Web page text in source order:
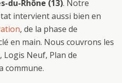
du-Rhône (13). Notre
intervient aussi bien en
, de la phase de
en main. Nous couvrons les
Logis Neuf, Plan de
commune.